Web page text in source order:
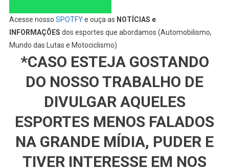
Acesse nosso SPOTFYe ouça as NOTÍCIAS e
INFORMAÇÕES dos esportes que abordamos (Automobilismo,
Mundo das Lutas e Motociclismo)
*CASO ESTEJA GOSTANDO
DO NOSSO TRABALHO DE
DIVULGAR AQUELES
ESPORTES MENOS FALADOS
NA GRANDE MÍDIA, PUDER E
TIVER INTERESSE EM NOS